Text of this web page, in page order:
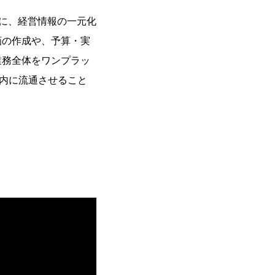
、経営情報の一元化
作成や、予算・実
全体をワンプラッ
に流通させること